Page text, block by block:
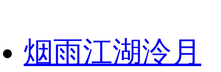
烟雨江湖泠月